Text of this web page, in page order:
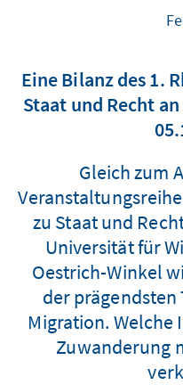
Eine Bilanz des 1.
Staat und Recht
Gleich zum
zu Staat und
Universität für
Oestrich-Winkel
der
Migration. Welche
Zuwanderung